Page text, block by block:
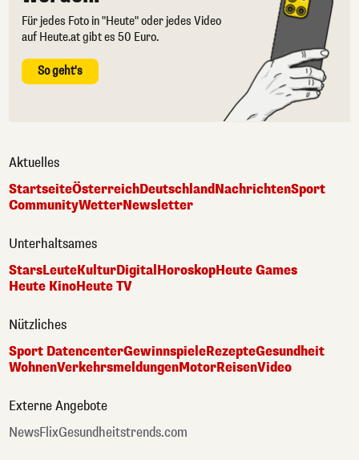
Für jedes Foto in "Heute" oder jedes Video
auf Heute.at gibt es 50 Euro.
So geht's
Aktuelles
StartseiteÖsterreichDeutschlandNachrichtenSport
CommunityWetterNewsletter
Unterhaltsames
StarsLeuteKulturDigital HoroskopHeute Games
Heute KinoHeute TV
Nützliches
Sport DatencenterGewinnspieleRezepteGesundheit
WohnenVerkehrsmeldungenMotorReisenVideo
Externe Angebote
NewsFlixGesundheitstrends.com